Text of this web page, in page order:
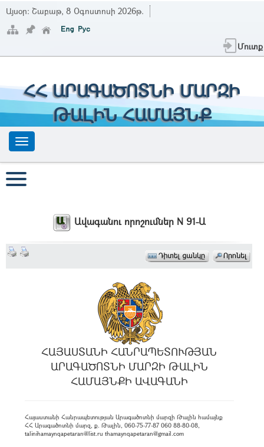
Այսօր: Շաբաթ, 8 Օգոստոսի 2026թ.
Մուտք
ՀՀ ԱՐԱԳԱԾՈՏՆԻ ՄԱՐԶԻ
ԹԱԼԻՆ ՀԱՄԱՅՆՔ
Ավագանու որոշումներ N 91-Ա
ՀԱՅԱՍՏԱՆԻ ՀԱՆՐԱՊԵՏՈՒԹՅԱՆ
ԱՐԱԳԱԾՈՏՆԻ ՄԱՐԶԻ ԹԱԼԻՆ
ՀԱՄԱՅՆՔԻ ԱՎԱԳԱՆԻ
Հայաստանի Հանրապետության Արագածոտնի մարզի Թալին համայնք
ՀՀ Արագածոտնի մարզ, ք. Թալին, 060-75-77-87 060 88-80-08,
talinihamaynqapetaran@list.ru thamaynqapetaran@gmail.com